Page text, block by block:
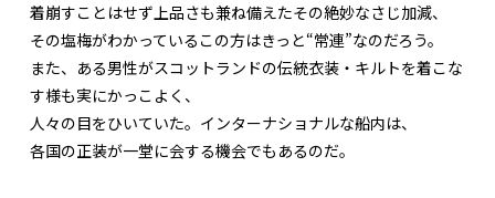
着崩すことはせず上品さも兼ね備えたその絶妙なさじ加減、
その塩梅がわかっているこの方はきっと“常連”なのだろう。
また、ある男性がスコットランドの伝統衣装・キルトを着こな
す様も実にかっこよく、
人々の目をひいていた。インターナショナルな船内は、
各国の正装が一堂に会する機会でもあるのだ。